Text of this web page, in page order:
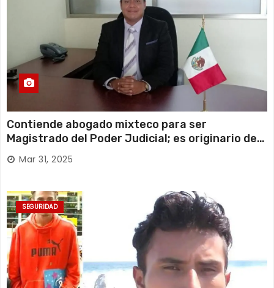
Contiende abogado mixteco para ser
Magistrado del Poder Judicial; es originario de
Huajuapan de León
Mar 31, 2025
SEGURIDAD